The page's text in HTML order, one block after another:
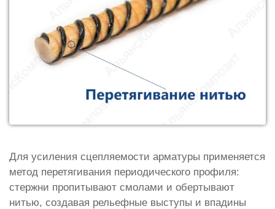
Для усиления сцепляемости арматуры применяется
метод перетягивания периодического профиля:
стержни пропитывают смолами и обертывают
нитью, создавая рельефные выступы и впадины